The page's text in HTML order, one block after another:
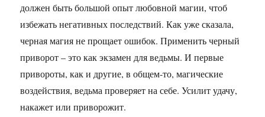
должен быть большой опыт любовной магии, чтоб
избежать негативных последствий. Как уже сказала,
черная магия не прощает ошибок. Применить черный
приворот – это как экзамен для ведьмы. И первые
привороты, как и другие, в общем-то, магические
воздействия, ведьма проверяет на себе. Усилит удачу,
накажет или приворожит.